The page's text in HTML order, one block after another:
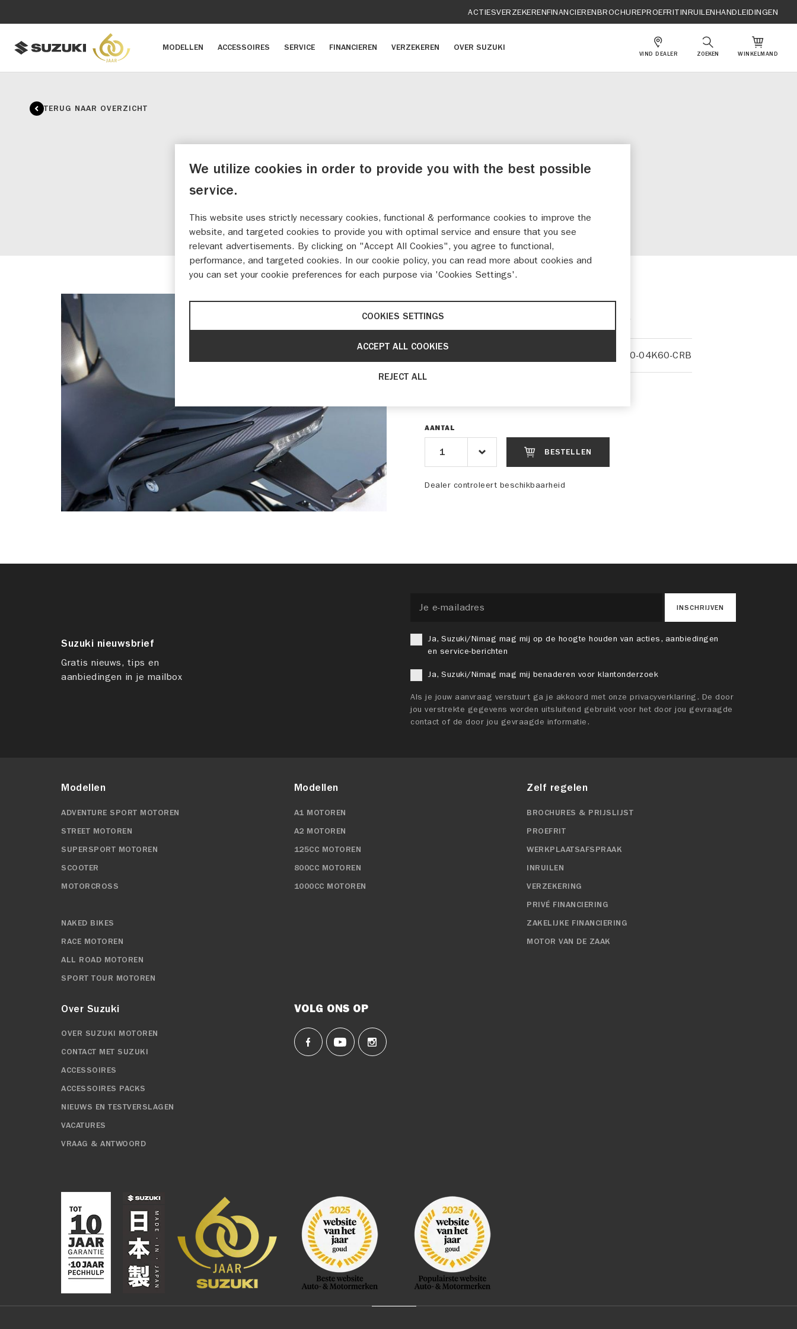
ACTIESVERZEKERENFINANCIERENBROCHUREPROEFRITINRUILENHANDLEIDINGEN
MODELLEN ACCESSOIRES SERVICE FINANCIEREN VERZEKEREN OVER SUZUKI
VIND DEALER ZOEKEN WINKELMAND
TERUG NAAR OVERZICHT
1000(F)
Beschrijving
Achterkap cover carbon met een matte finish.
990D0-04K60-CRB
AANTAL
BESTELLEN
Dealer controleert beschikbaarheid
Suzuki nieuwsbrief
Gratis nieuws, tips en
aanbiedingen in je mailbox
INSCHRIJVEN
Ja, Suzuki/Nimag mag mij op de hoogte houden van acties, aanbiedingen
en service-berichten
Ja, Suzuki/Nimag mag mij benaderen voor klantonderzoek
Als je jouw aanvraag verstuurt ga je akkoord met onze privacyverklaring. De door
jou verstrekte gegevens worden uitsluitend gebruikt voor het door jou gevraagde
contact of de door jou gevraagde informatie.
Modellen
ADVENTURE SPORT MOTOREN
STREET MOTOREN
SUPERSPORT MOTOREN
SCOOTER
MOTORCROSS
NAKED BIKES
RACE MOTOREN
ALL ROAD MOTOREN
SPORT TOUR MOTOREN
Modellen
A1 MOTOREN
A2 MOTOREN
125CC MOTOREN
800CC MOTOREN
1000CC MOTOREN
Zelf regelen
BROCHURES & PRIJSLIJST
PROEFRIT
WERKPLAATSAFSPRAAK
INRUILEN
VERZEKERING
PRIVÉ FINANCIERING
ZAKELIJKE FINANCIERING
MOTOR VAN DE ZAAK
Over Suzuki
OVER SUZUKI MOTOREN
CONTACT MET SUZUKI
ACCESSOIRES
ACCESSOIRES PACKS
NIEUWS EN TESTVERSLAGEN
VACATURES
VRAAG & ANTWOORD
VOLG ONS OP
We utilize cookies in order to provide you with the best possible
service.
This website uses strictly necessary cookies, functional & performance cookies to improve the
website, and targeted cookies to provide you with optimal service and ensure that you see
relevant advertisements. By clicking on "Accept All Cookies", you agree to functional,
performance, and targeted cookies. In our cookie policy, you can read more about cookies and
you can set your cookie preferences for each purpose via 'Cookies Settings'.
COOKIES SETTINGS
REJECT ALL
ACCEPT ALL COOKIES